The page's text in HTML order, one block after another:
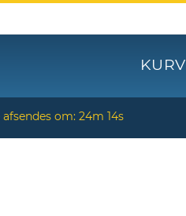
KURV
om: 24m 13s